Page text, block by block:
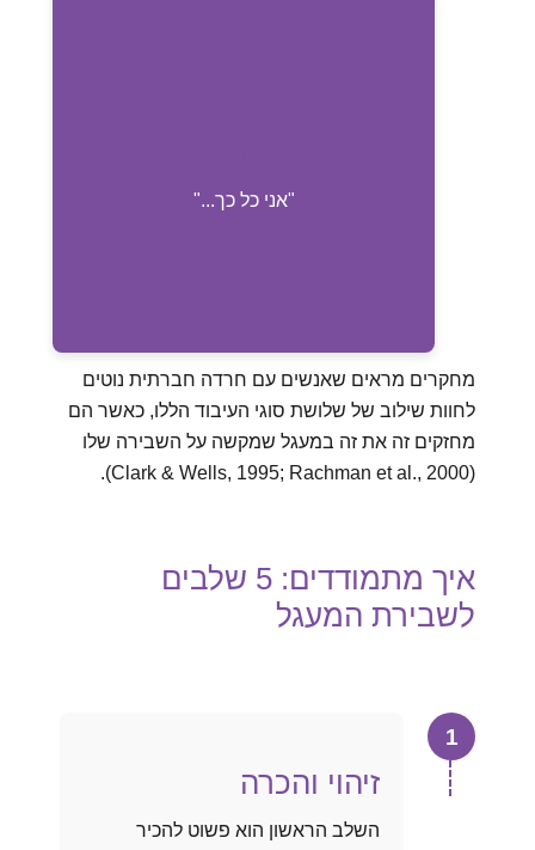
"אני כל כך..."
לא אצליח להשתפר"
מחקרים מראים שאנשים עם חרדה חברתית נוטים
לחוות שילוב של שלושת סוגי העיבוד הללו, כאשר הם
מחזקים זה את זה במעגל שמקשה על השבירה שלו
(Clark & Wells, 1995; Rachman et al., 2000).
איך מתמודדים: 5 שלבים
לשבירת המעגל
1
זיהוי והכרה
השלב הראשון הוא פשוט להכיר